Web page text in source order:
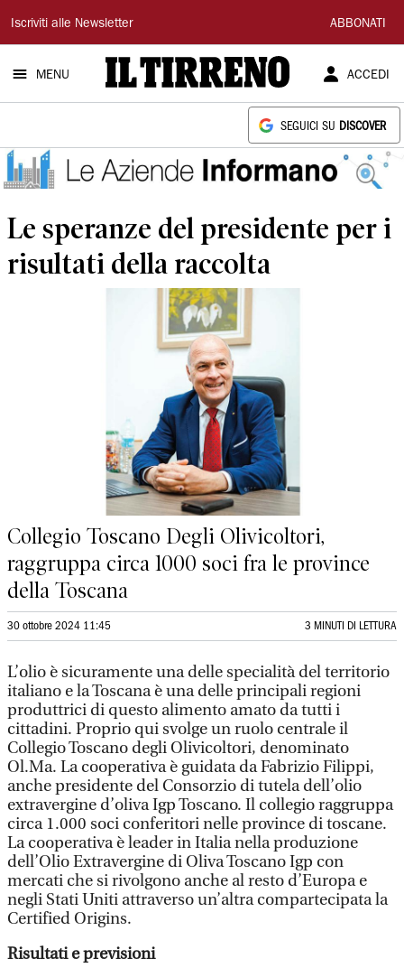
Il
Tirreno
Iscriviti alle Newsletter ABBONATI
MENU ACCEDI
SEGUICI SU DISCOVER
Le speranze del presidente per i
risultati della raccolta
Collegio Toscano Degli Olivicoltori,
raggruppa circa 1000 soci fra le province
della Toscana
30 ottobre 2024 11:45 3 MINUTI DI LETTURA
L’olio è sicuramente una delle specialità del territorio
italiano e la Toscana è una delle principali regioni
produttrici di questo alimento amato da tutti i
cittadini. Proprio qui svolge un ruolo centrale il
Collegio Toscano degli Olivicoltori, denominato
Ol.Ma. La cooperativa è guidata da Fabrizio Filippi,
anche presidente del Consorzio di tutela dell’olio
extravergine d’oliva Igp Toscano. Il collegio raggruppa
circa 1.000 soci conferitori nelle province di toscane.
La cooperativa è leader in Italia nella produzione
dell’Olio Extravergine di Oliva Toscano Igp con
mercati che si rivolgono anche al resto d’Europa e
negli Stati Uniti attraverso un’altra compartecipata la
Certified Origins.
Risultati e previsioni